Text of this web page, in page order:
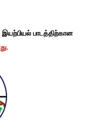
இயற்பியல் பாடத்திற்கான